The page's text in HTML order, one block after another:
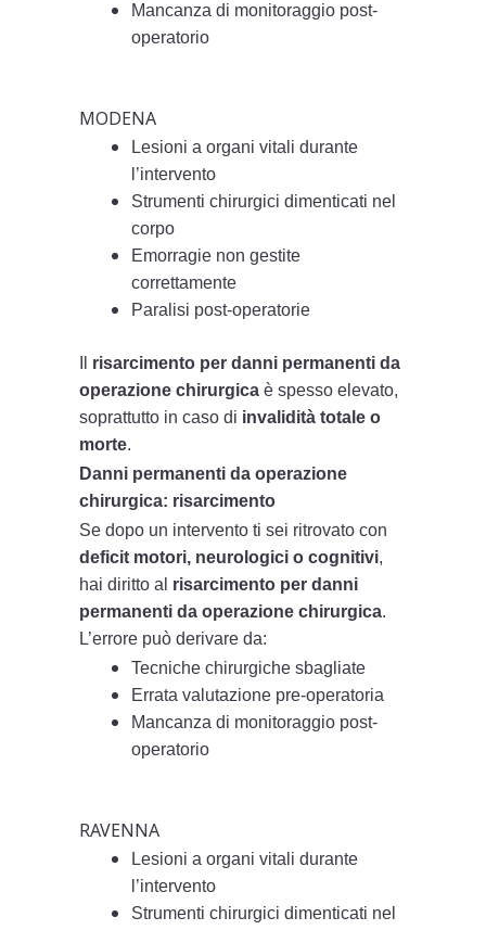
Mancanza di monitoraggio post-
operatorio
MODENA
Lesioni a organi vitali durante
l’intervento
Strumenti chirurgici dimenticati nel
corpo
Emorragie non gestite
correttamente
Paralisi post-operatorie
risarcimento per danni permanenti da
operazione chirurgica è spesso elevato,
soprattutto in caso di invalidità totale o
morte.
Danni permanenti da operazione
chirurgica: risarcimento
Se dopo un intervento ti sei ritrovato con
deficit motori, neurologici o cognitivi,
hai diritto al risarcimento per danni
permanenti da operazione chirurgica.
L’errore può derivare da:
Tecniche chirurgiche sbagliate
Errata valutazione pre-operatoria
Mancanza di monitoraggio post-
operatorio
RAVENNA
Lesioni a organi vitali durante
l’intervento
Strumenti chirurgici dimenticati nel